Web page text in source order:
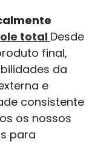
totalDesde
final,
da
e
consistente
os nossos
para